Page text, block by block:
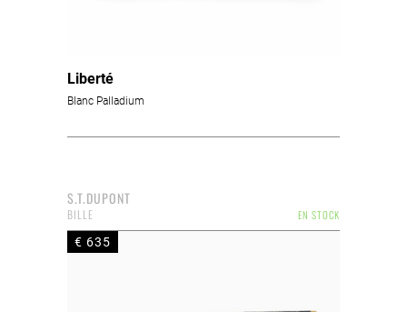
Liberté
Blanc Palladium
S.T.DUPONT
EN STOCK
BILLE
€ 635